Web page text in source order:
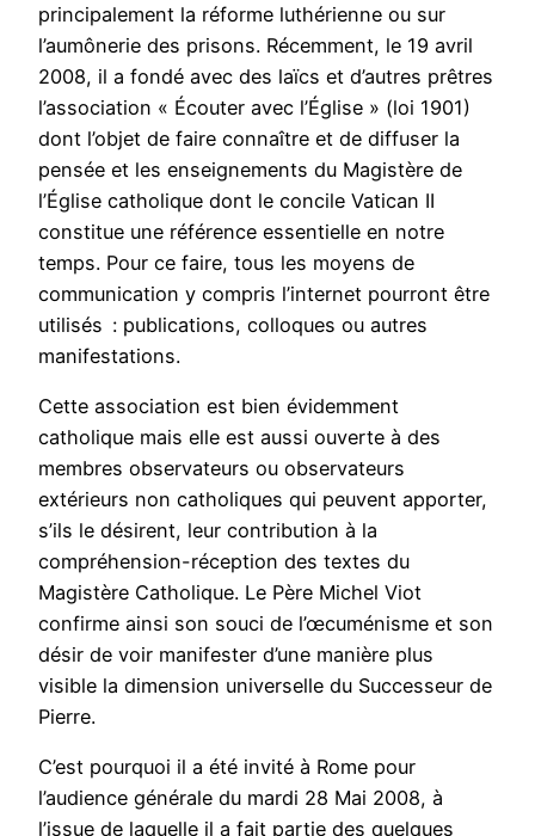
principalement la réforme luthérienne ou sur
l’aumônerie des prisons. Récemment, le 19 avril
2008, il a fondé avec des laïcs et d’autres prêtres
l’association « Écouter avec l’Église » (loi 1901)
dont l’objet de faire connaître et de diffuser la
pensée et les enseignements du Magistère de
l’Église catholique dont le concile Vatican II
constitue une référence essentielle en notre
temps. Pour ce faire, tous les moyens de
communication y compris l’internet pourront être
utilisés : publications, colloques ou autres
manifestations.
Cette association est bien évidemment
catholique mais elle est aussi ou­verte à des
membres observateurs ou observateurs
extérieurs non catholiques qui peuvent apporter,
s’ils le désirent, leur contribution à la
compréhension-réception des textes du
Magistère Catholique. Le Père Michel Viot
confirme ainsi son souci de l’œcuménisme et son
désir de voir manifester d’une manière plus
visible la dimension universelle du Successeur de
Pierre.
C’est pourquoi il a été invité à Rome pour
l’audience générale du mardi 28 Mai 2008, à
l’issue de laquelle il a fait partie des quelques